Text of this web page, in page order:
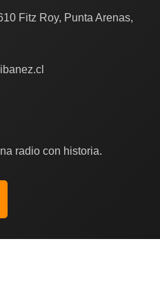
Fitz Roy, Punta Arenas,
radio con historia.